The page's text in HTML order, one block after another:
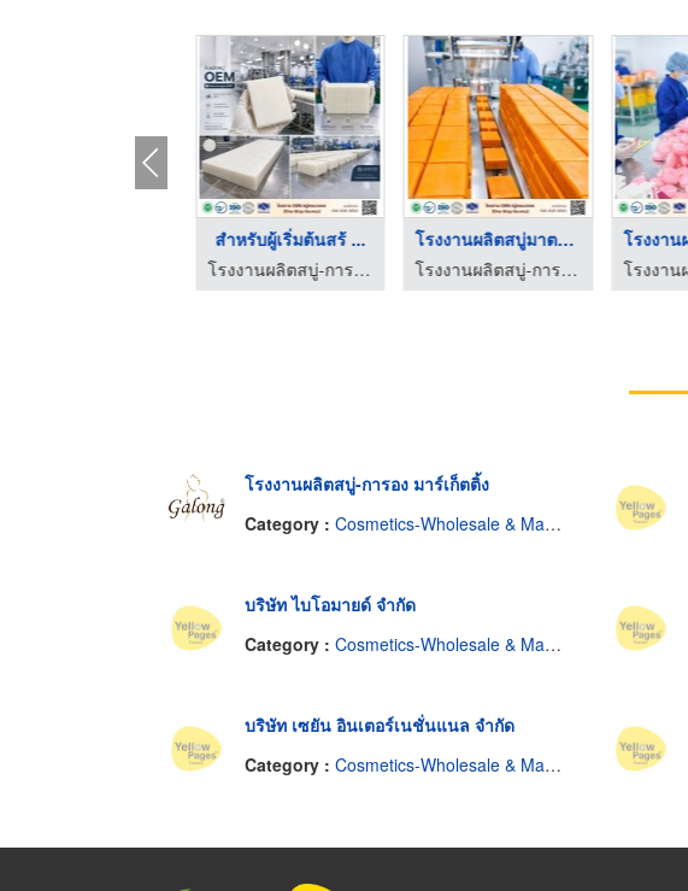
สำหรับผู้เริ่มต้นสร้ ...
โรงงานผลิตสบู่-การอง มาร์เก็ตติ้ง
โรงงานผลิตสบู่มาตรฐา ...
โรงงานผลิตสบู่-การอง มาร์เก็ตติ้ง
โรงงานผลิตสบู่-การอง มาร์เก็ตติ้ง
Category : Cosmetics-Wholesale & Manufacturers
บริษัท ไบโอมายด์ จำกัด
Category : Cosmetics-Wholesale & Manufacturers
บริษัท เซยัน อินเตอร์เนชั่นแนล จำกัด
Category : Cosmetics-Wholesale & Manufacturers